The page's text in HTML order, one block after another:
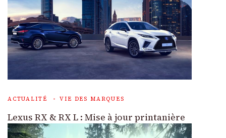
ACTUALITÉ VIE DES MARQUES
Lexus RX & RX L : Mise à jour printanière